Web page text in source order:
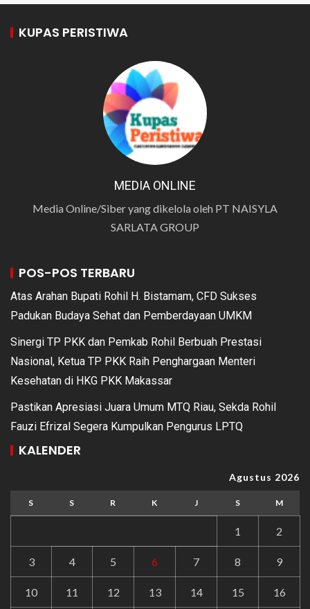
KUPAS PERISTIWA
MEDIA ONLINE
Media Online/Siber yang dikelola oleh PT NAISYLA
SARLATA GROUP
POS-POS TERBARU
Atas Arahan Bupati Rohil H. Bistamam, CFD Sukses
Padukan Budaya Sehat dan Pemberdayaan UMKM
Sinergi TP PKK dan Pemkab Rohil Berbuah Prestasi
Nasional, Ketua TP PKK Raih Penghargaan Menteri
Kesehatan di HKG PKK Makassar
Pastikan Apresiasi Juara Umum MTQ Riau, Sekda Rohil
Fauzi Efrizal Segera Kumpulkan Pengurus LPTQ
KALENDER
Agustus 2026
S S R K J S M
1 2
3 4 5 6 7 8 9
10 11 12 13 14 15 16